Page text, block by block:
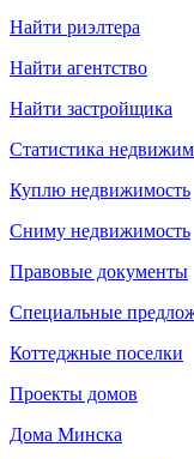
Найти риэлтера
Найти агентство
Найти застройщика
Статистика
Куплю недвижимость
Сниму недвижимость
Правовые документы
Специальные
Коттеджные поселки
Проекты домов
Дома Минска